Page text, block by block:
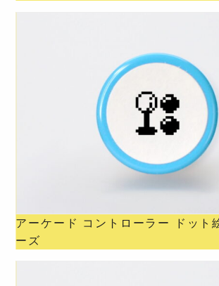
アーケード コントローラー ドット
ーズ